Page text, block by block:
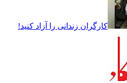
کارگران زندانى را آزاد کنيد!